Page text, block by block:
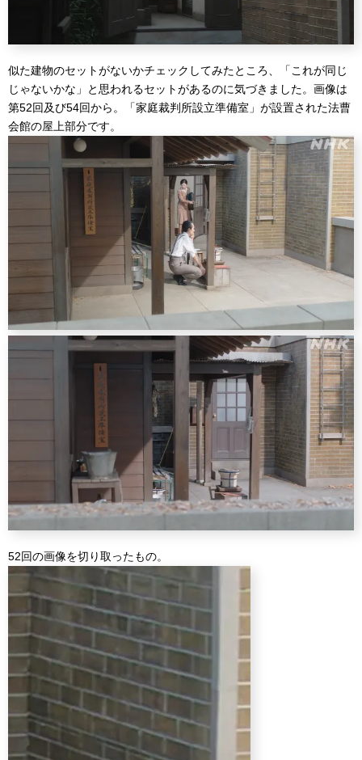
似た建物のセットがないかチェックしてみたところ、「これが同じ
じゃないかな」と思われるセットがあるのに気づきました。画像は
第52回及び54回から。「家庭裁判所設立準備室」が設置された法曹
会館の屋上部分です。
52回の画像を切り取ったもの。